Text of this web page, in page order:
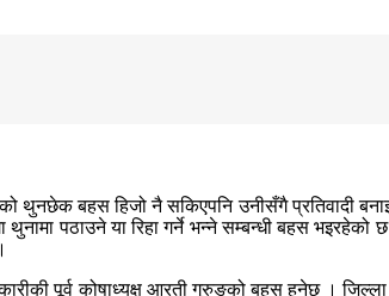
थुनछेक बहस हिजो नै सकिएपनि उनीसँगै प्रतिवादी
पठाउने या रिहा गर्ने भन्ने सम्बन्धी बहस भइरहेको
पूर्व कोषाध्यक्ष आरती गुरुङको बहस हुनेछ ।